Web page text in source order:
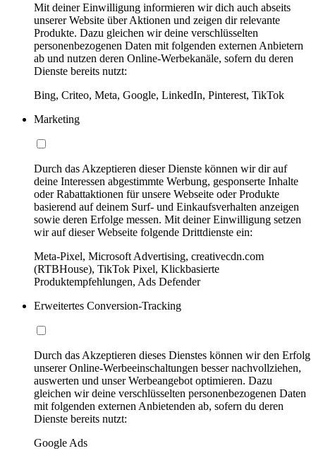
Mit deiner Einwilligung informieren wir dich auch abseits
unserer Website über Aktionen und zeigen dir relevante
Produkte. Dazu gleichen wir deine verschlüsselten
personenbezogenen Daten mit folgenden externen Anbietern
ab und nutzen deren Online-Werbekanäle, sofern du deren
Dienste bereits nutzt:
Bing, Criteo, Meta, Google, LinkedIn, Pinterest, TikTok
Marketing
Durch das Akzeptieren dieser Dienste können wir dir auf
deine Interessen abgestimmte Werbung, gesponserte Inhalte
oder Rabattaktionen für unsere Webseite oder Produkte
basierend auf deinem Surf- und Einkaufsverhalten anzeigen
sowie deren Erfolge messen. Mit deiner Einwilligung setzen
wir auf dieser Webseite folgende Drittdienste ein:
Meta-Pixel, Microsoft Advertising, creativecdn.com
(RTBHouse), TikTok Pixel, Klickbasierte
Produktempfehlungen, Ads Defender
Erweitertes Conversion-Tracking
Durch das Akzeptieren dieses Dienstes können wir den Erfolg
unserer Online-Werbeeinschaltungen besser nachvollziehen,
auswerten und unser Werbeangebot optimieren. Dazu
gleichen wir deine verschlüsselten personenbezogenen Daten
mit folgenden externen Anbietenden ab, sofern du deren
Dienste bereits nutzt:
Google Ads